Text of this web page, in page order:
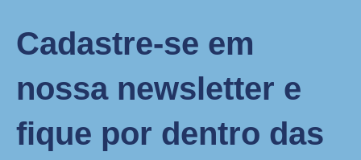
Cadastre-se em
nossa newsletter e
fique por dentro das